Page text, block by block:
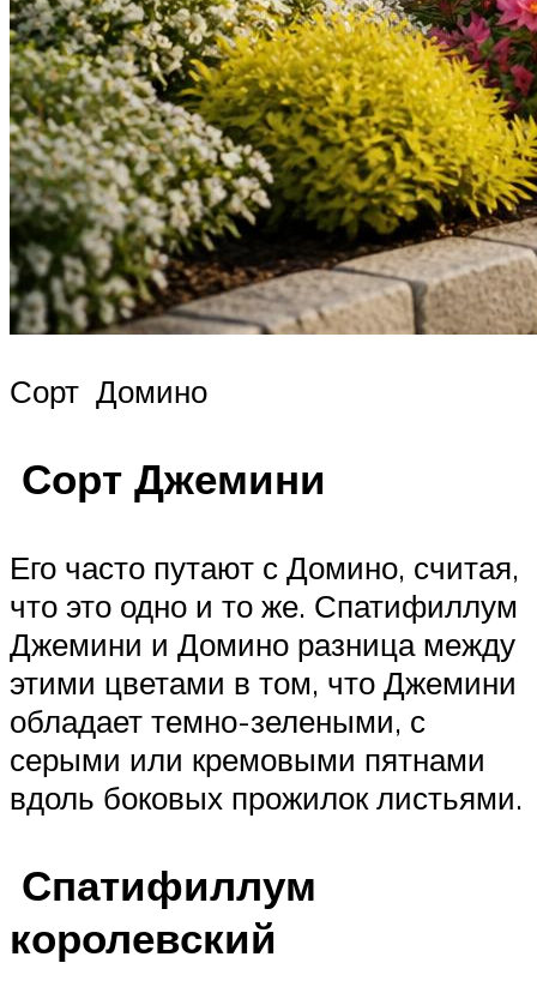
Сорт Домино
Сорт Джемини
Его часто путают с Домино, считая,
что это одно и то же. Спатифиллум
Джемини и Домино разница между
этими цветами в том, что Джемини
обладает темно-зелеными, с
серыми или кремовыми пятнами
вдоль боковых прожилок листьями.
Спатифиллум
королевский